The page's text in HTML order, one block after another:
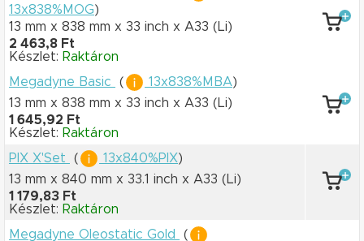
13x838%MOG)
13 mm x 838 mm x 33 inch x A33 (Li)
2 463,8 Ft
Készlet: Raktáron
Megadyne Basic
( 13x838%MBA)
13 mm x 838 mm x 33 inch x A33 (Li)
1 645,92 Ft
Készlet: Raktáron
PIX X'Set
( 13x840%PIX)
13 mm x 840 mm x 33.1 inch x A33 (Li)
1 179,83 Ft
Készlet: Raktáron
Megadyne Oleostatic Gold
(